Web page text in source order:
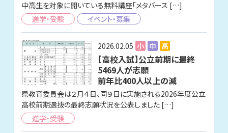
中高生を対象に開いている無料講座「メタバース […]
進学・受験
イベント・募集
2026.02.05 小 中 高
【高校入試】公立前期に最終
5469人が志願
前年比400人以上の減
県教育委員会は２月４日、同９日に実施される2026年度公立
高校前期選抜の最終志願状況を公表しました […]
進学・受験